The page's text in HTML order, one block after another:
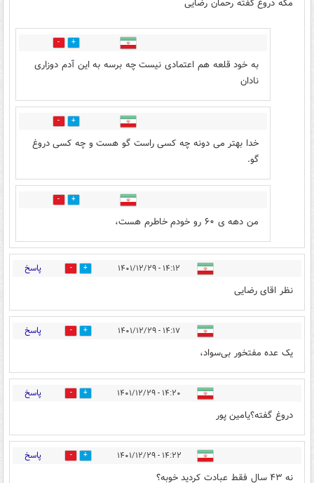
مگه دروغ گفته رحمان رضایی
18
به خود قلعه هم اعتمادی نیست چه برسه به این آدم دوزاری
نادان
3
خدا بهتر می دونه چه کسی راست گو هست و چه کسی دروغ
گو.
1
من دهه ی ۶۰ رو خودم خاطرم هست،
۱۴:۱۲ - ۱۴۰۱/۱۲/۲۹ 2 پاسخ
نظر اقای رضایی
۱۴:۱۷ - ۱۴۰۱/۱۲/۲۹ 11 پاسخ
یک عده مفتخور بی‌سواد،
۱۴:۲۰ - ۱۴۰۱/۱۲/۲۹ 6 پاسخ
دروغ گفته؟یامین پور
۱۴:۲۲ - ۱۴۰۱/۱۲/۲۹ 14 پاسخ
نه ۴۳ سال فقط عبادت کردید خوبه؟